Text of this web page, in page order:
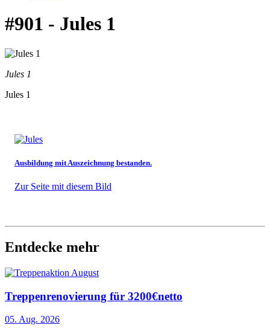
#901 - Jules 1
Jules 1
Jules 1
Ausbildung mit Auszeichnung bestanden.
Zur Seite mit diesem Bild
Entdecke mehr
Treppenrenovierung für 3200€netto
05. Aug. 2026